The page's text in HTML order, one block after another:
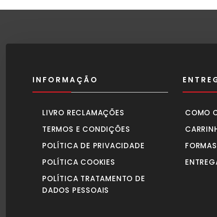
INFORMAÇÃO
LIVRO RECLAMAÇÕES
TERMOS E CONDIÇÕES
POLÍTICA DE PRIVACIDADE
POLÍTICA COOKIES
POLÍTICA TRATAMENTO DE
DADOS PESSOAIS
COMO